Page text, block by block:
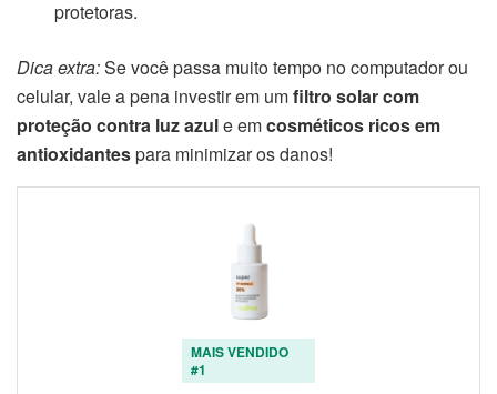
protetoras.
Dica extra:Se você passa muito tempo no computador ou
celular, vale a pena investir em umfiltro solar com
proteção contra luz azule emcosméticos ricos em
antioxidantespara minimizar os danos!
MAIS VENDIDO
#1